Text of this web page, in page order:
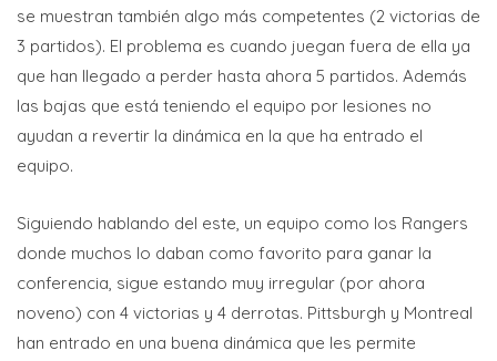
se muestran también algo más competentes (2 victorias de
3 partidos). El problema es cuando juegan fuera de ella ya
que han llegado a perder hasta ahora 5 partidos. Además
las bajas que está teniendo el equipo por lesiones no
ayudan a revertir la dinámica en la que ha entrado el
equipo.
Siguiendo hablando del este, un equipo como los Rangers
donde muchos lo daban como favorito para ganar la
conferencia, sigue estando muy irregular (por ahora
noveno) con 4 victorias y 4 derrotas. Pittsburgh y Montreal
han entrado en una buena dinámica que les permite